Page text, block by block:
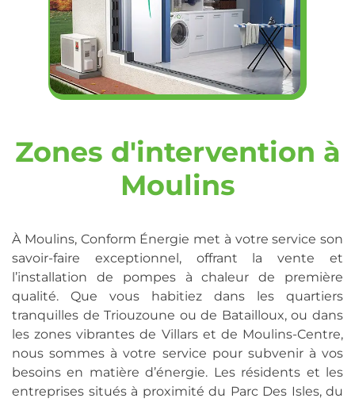
Zones d'intervention à
Moulins
À Moulins, Conform Énergie met à votre service son
savoir-faire exceptionnel, offrant la vente et
l’installation de pompes à chaleur de première
qualité. Que vous habitiez dans les quartiers
tranquilles de Triouzoune ou de Batailloux, ou dans
les zones vibrantes de Villars et de Moulins-Centre,
nous sommes à votre service pour subvenir à vos
besoins en matière d’énergie. Les résidents et les
entreprises situés à proximité du Parc Des Isles, du